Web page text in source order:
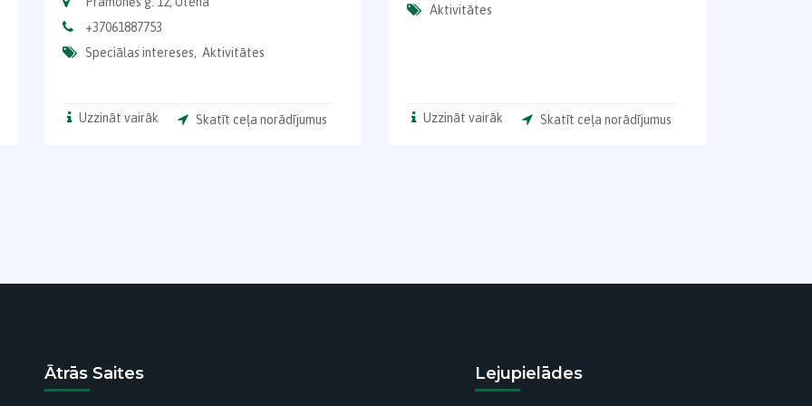
+37061887753
Speciālas intereses, Aktivitātes
Uzzināt vairāk Skatīt ceļa norādījumus
Aktivitātes
Uzzināt vairāk Skatīt ceļa norādījumus
Ātrās Saites Lejupielādes